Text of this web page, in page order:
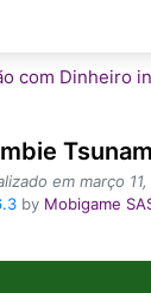
com Dinheiro
em março
by Mobigame